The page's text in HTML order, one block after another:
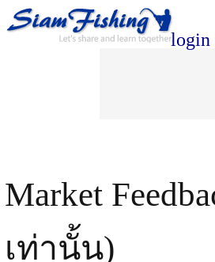
login
Market
เท่านั้น)